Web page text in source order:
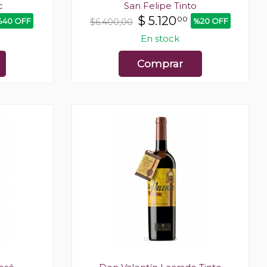
OFF
San Felipe Tinto
$6.400,00 $ 5.12000 %20 OFF
En stock
Comprar